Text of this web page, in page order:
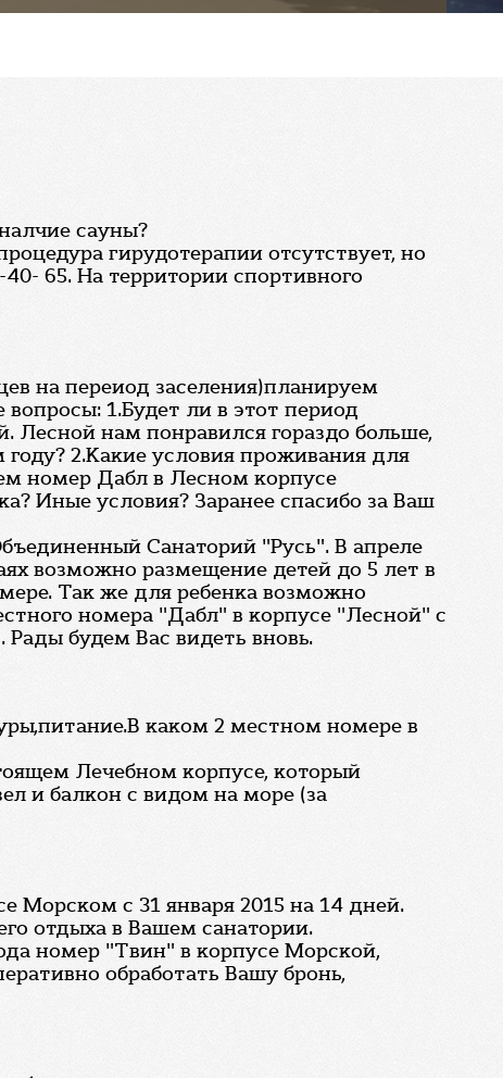
сауны?
гирудотерапии отсутствует, но
65. На территории спортивного
на переиод заселения)планируем
1.Будет ли в этот период
Лесной нам понравился гораздо больше,
2.Какие условия проживания для
номер Дабл в Лесном корпусе
Иные условия? Заранее спасибо за Ваш
Санаторий "Русь". В апреле
возможно размещение детей до 5 лет в
Так же для ребенка возможно
номера "Дабл" в корпусе "Лесной" с
Рады будем Вас видеть вновь.
каком 2 местном номере в
Лечебном корпусе, который
и балкон с видом на море (за
Морском с 31 января 2015 на 14 дней.
отдыха в Вашем санатории.
номер "Твин" в корпусе Морской,
обработать Вашу бронь,